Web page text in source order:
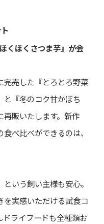
くほくさつま芋』が会
完売した『とろとろ野菜
『冬のコク甘かぼち
再販いたします。新作
べ比べができるのは、
いう飼い主様も安心。
を実感いただける試食コ
ライフードも全種類お